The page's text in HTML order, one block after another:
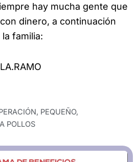
hay mucha gente que
dinero, a continuación
familia:
, PEQUEÑO,
POLLOS